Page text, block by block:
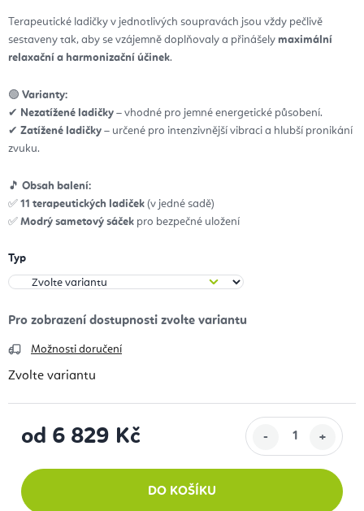
Terapeutické ladičky v jednotlivých soupravách jsou vždy pečlivě
sestaveny tak, aby se vzájemně doplňovaly a přinášely maximální
relaxační a harmonizační účinek.
🟢 Varianty:
✔ Nezatížené ladičky – vhodné pro jemné energetické působení.
✔ Zatížené ladičky – určené pro intenzivnější vibraci a hlubší pronikání
zvuku.
🎵 Obsah balení:
✅ 11 terapeutických ladiček (v jedné sadě)
✅ Modrý sametový sáček pro bezpečné uložení
Typ
Možnosti doručení
Zvolte variantu
od 6 829 Kč
DO KOŠÍKU